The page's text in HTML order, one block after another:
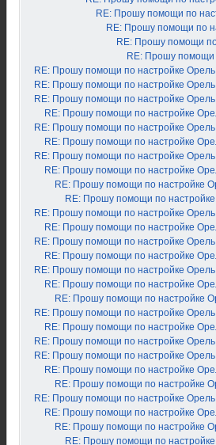
RE: Прошу помощи по
RE: Прошу помощи по
RE: Прошу помощи
RE: Прошу помощи
RE: Прошу помощи по настройке
RE: Прошу помощи по настройке
RE: Прошу помощи по настройке
RE: Прошу помощи по настройке
RE: Прошу помощи по настройке
RE: Прошу помощи по настройке
RE: Прошу помощи по настройке
RE: Прошу помощи по настройке
RE: Прошу помощи по настройке
RE: Прошу помощи по
RE: Прошу помощи по настройке
RE: Прошу помощи по настройке
RE: Прошу помощи по настройке
RE: Прошу помощи по настройке
RE: Прошу помощи по настройке
RE: Прошу помощи по настройке
RE: Прошу помощи по настройке
RE: Прошу помощи по настройке
RE: Прошу помощи по настройке
RE: Прошу помощи по настройке
RE: Прошу помощи по настройке
RE: Прошу помощи по настройке
RE: Прошу помощи по настройке
RE: Прошу помощи по настройке
RE: Прошу помощи по настройке
RE: Прошу помощи по настройке
RE: Прошу помощи по